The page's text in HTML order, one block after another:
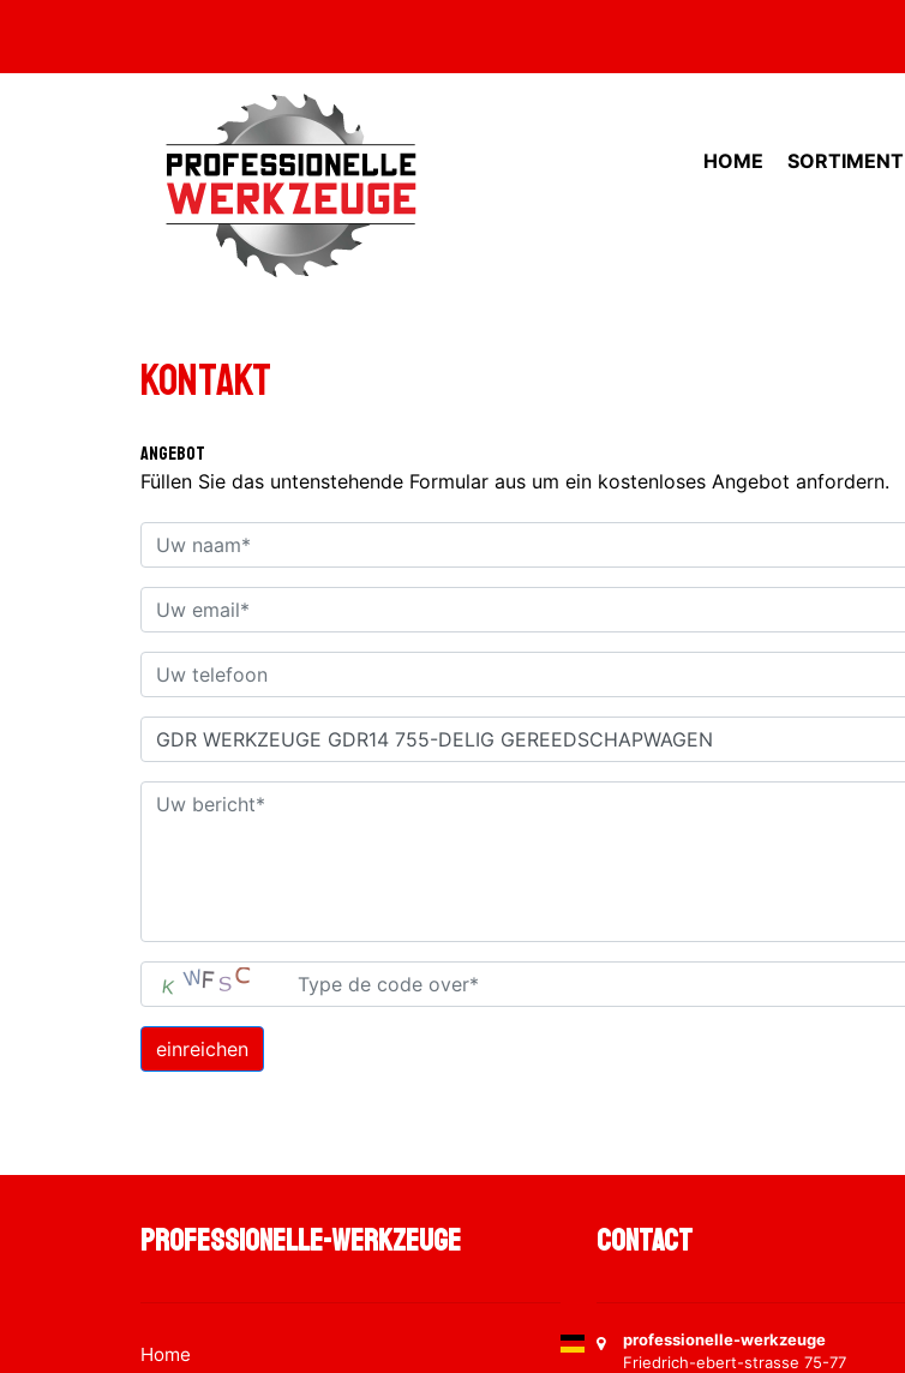
HOME SORTIMENT
Kontakt
Angebot
Füllen Sie das untenstehende Formular aus um ein kostenloses Angebot anfordern.
einreichen
professionelle-werkzeuge
Home
Contact
professionelle-werkzeuge
Friedrich-ebert-strasse 75-77